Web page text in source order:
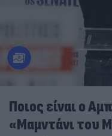
Ποιος είναι ο
«Μαμντάνι του